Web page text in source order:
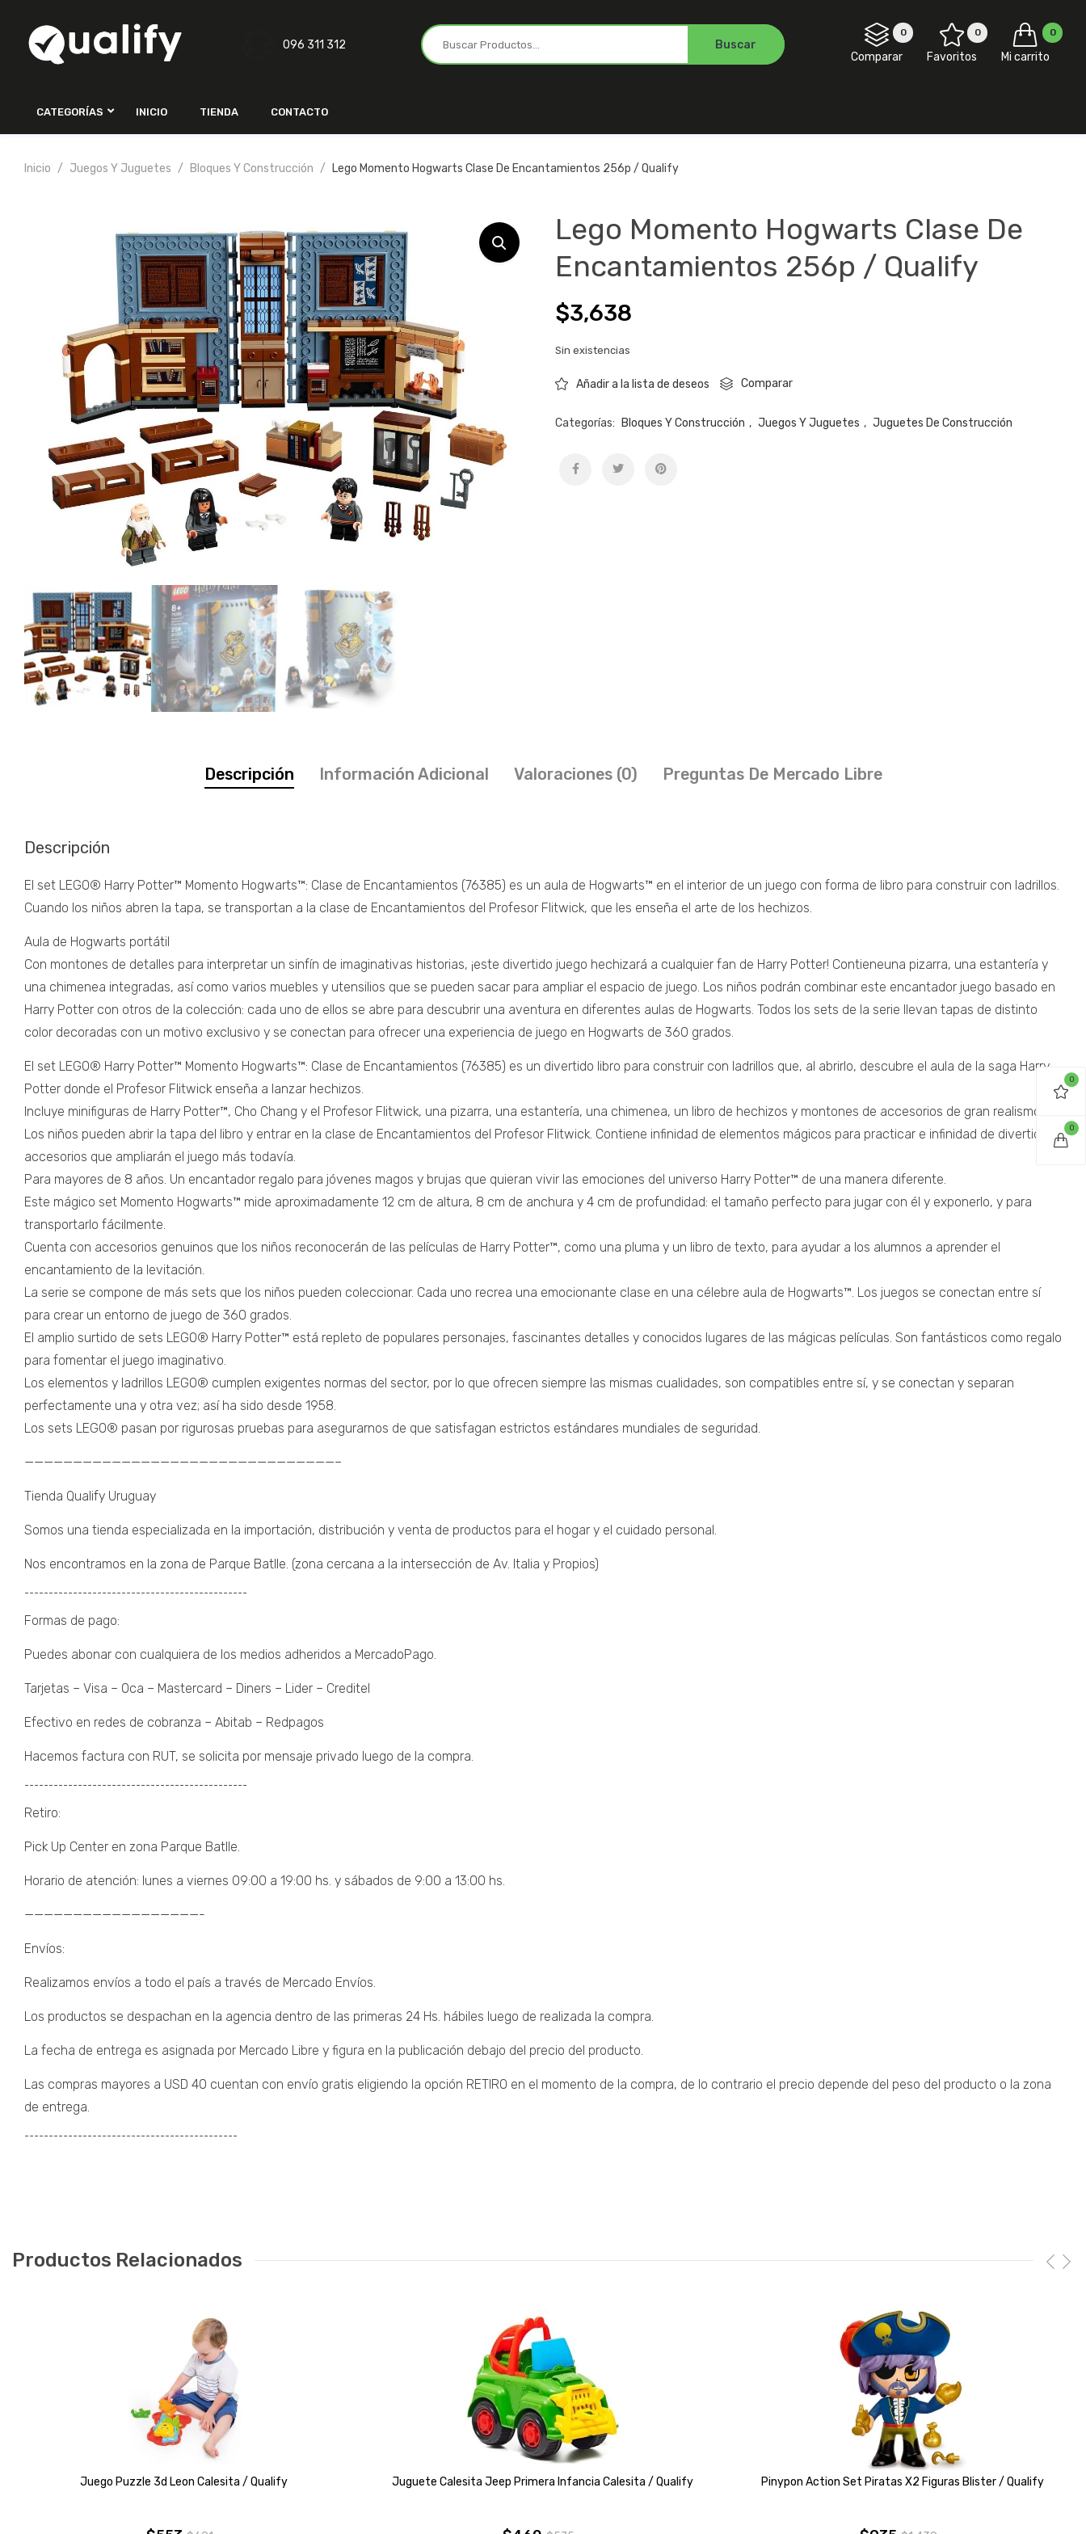
096 311 312
0
Comparar
0
Favoritos
0
Mi carrito
CATEGORÍAS INICIO TIENDA CONTACTO
Inicio Juegos Y Juguetes Bloques Y Construcción Lego Momento Hogwarts Clase De Encantamientos 256p / Qualify
Lego Momento Hogwarts Clase De
Encantamientos 256p / Qualify
$3,638
Sin existencias
Añadir a la lista de deseos Comparar
Categorías: Bloques Y Construcción , Juegos Y Juguetes , Juguetes De Construcción
Descripción Información Adicional Valoraciones (0) Preguntas De Mercado Libre
Descripción
El set LEGO® Harry Potter™ Momento Hogwarts™: Clase de Encantamientos (76385) es un aula de Hogwarts™ en el interior de un juego con forma de libro para construir con ladrillos.
Cuando los niños abren la tapa, se transportan a la clase de Encantamientos del Profesor Flitwick, que les enseña el arte de los hechizos.
Aula de Hogwarts portátil
Con montones de detalles para interpretar un sinfín de imaginativas historias, ¡este divertido juego hechizará a cualquier fan de Harry Potter! Contieneuna pizarra, una estantería y
una chimenea integradas, así como varios muebles y utensilios que se pueden sacar para ampliar el espacio de juego. Los niños podrán combinar este encantador juego basado en
Harry Potter con otros de la colección: cada uno de ellos se abre para descubrir una aventura en diferentes aulas de Hogwarts. Todos los sets de la serie llevan tapas de distinto
color decoradas con un motivo exclusivo y se conectan para ofrecer una experiencia de juego en Hogwarts de 360 grados.
El set LEGO® Harry Potter™ Momento Hogwarts™: Clase de Encantamientos (76385) es un divertido libro para construir con ladrillos que, al abrirlo, descubre el aula de la saga Harry
Potter donde el Profesor Flitwick enseña a lanzar hechizos.
Incluye minifiguras de Harry Potter™, Cho Chang y el Profesor Flitwick, una pizarra, una estantería, una chimenea, un libro de hechizos y montones de accesorios de gran realismo.
Los niños pueden abrir la tapa del libro y entrar en la clase de Encantamientos del Profesor Flitwick. Contiene infinidad de elementos mágicos para practicar e infinidad de divertidos
accesorios que ampliarán el juego más todavía.
Para mayores de 8 años. Un encantador regalo para jóvenes magos y brujas que quieran vivir las emociones del universo Harry Potter™ de una manera diferente.
Este mágico set Momento Hogwarts™ mide aproximadamente 12 cm de altura, 8 cm de anchura y 4 cm de profundidad: el tamaño perfecto para jugar con él y exponerlo, y para
transportarlo fácilmente.
Cuenta con accesorios genuinos que los niños reconocerán de las películas de Harry Potter™, como una pluma y un libro de texto, para ayudar a los alumnos a aprender el
encantamiento de la levitación.
La serie se compone de más sets que los niños pueden coleccionar. Cada uno recrea una emocionante clase en una célebre aula de Hogwarts™. Los juegos se conectan entre sí
para crear un entorno de juego de 360 grados.
El amplio surtido de sets LEGO® Harry Potter™ está repleto de populares personajes, fascinantes detalles y conocidos lugares de las mágicas películas. Son fantásticos como regalo
para fomentar el juego imaginativo.
Los elementos y ladrillos LEGO® cumplen exigentes normas del sector, por lo que ofrecen siempre las mismas cualidades, son compatibles entre sí, y se conectan y separan
perfectamente una y otra vez; así ha sido desde 1958.
Los sets LEGO® pasan por rigurosas pruebas para asegurarnos de que satisfagan estrictos estándares mundiales de seguridad.
————————————————————————————————–
Tienda Qualify Uruguay
Somos una tienda especializada en la importación, distribución y venta de productos para el hogar y el cuidado personal.
Nos encontramos en la zona de Parque Batlle. (zona cercana a la intersección de Av. Italia y Propios)
¯¯¯¯¯¯¯¯¯¯¯¯¯¯¯¯¯¯¯¯¯¯¯¯¯¯¯¯¯¯¯¯¯¯¯¯¯¯¯¯¯¯¯¯¯¯
Formas de pago:
Puedes abonar con cualquiera de los medios adheridos a MercadoPago.
Tarjetas – Visa – Oca – Mastercard – Diners – Lider – Creditel
Efectivo en redes de cobranza – Abitab – Redpagos
Hacemos factura con RUT, se solicita por mensaje privado luego de la compra.
¯¯¯¯¯¯¯¯¯¯¯¯¯¯¯¯¯¯¯¯¯¯¯¯¯¯¯¯¯¯¯¯¯¯¯¯¯¯¯¯¯¯¯¯¯¯
Retiro:
Pick Up Center en zona Parque Batlle.
Horario de atención: lunes a viernes 09:00 a 19:00 hs. y sábados de 9:00 a 13:00 hs.
——————————————————-
Envíos:
Realizamos envíos a todo el país a través de Mercado Envíos.
Los productos se despachan en la agencia dentro de las primeras 24 Hs. hábiles luego de realizada la compra.
La fecha de entrega es asignada por Mercado Libre y figura en la publicación debajo del precio del producto.
Las compras mayores a USD 40 cuentan con envío gratis eligiendo la opción RETIRO en el momento de la compra, de lo contrario el precio depende del peso del producto o la zona
de entrega.
¯¯¯¯¯¯¯¯¯¯¯¯¯¯¯¯¯¯¯¯¯¯¯¯¯¯¯¯¯¯¯¯¯¯¯¯¯¯¯¯¯¯¯¯
Productos Relacionados
Juego Puzzle 3d Leon Calesita / Qualify Juguete Calesita Jeep Primera Infancia Calesita / Qualify Pinypon Action Set Piratas X2 Figuras Blister / Qualify
0
0